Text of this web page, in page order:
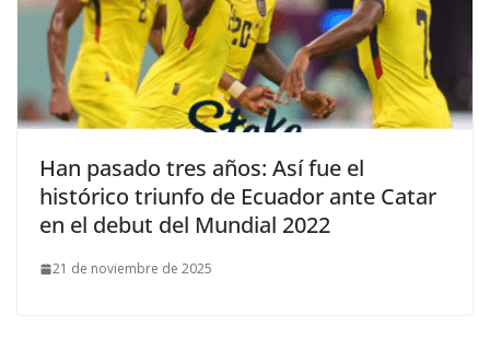
Han pasado tres años: Así fue el
histórico triunfo de Ecuador ante Catar
en el debut del Mundial 2022
21 de noviembre de 2025